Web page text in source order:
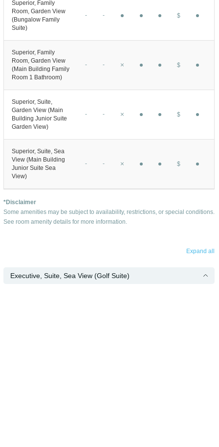
Superior, Family
Room, Garden View
(Bungalow Family
Suite)
- - $
Superior, Family
Room, Garden View
(Main Building Family
Room 1 Bathroom)
- - $
Superior, Suite,
Garden View (Main
Building Junior Suite
Garden View)
- - $
Superior, Suite, Sea
View (Main Building
Junior Suite Sea
View)
- - $
*Disclaimer
Some amenities may be subject to availability, restrictions, or special conditions.
See room amenity details for more information.
Expand all
Executive, Suite, Sea View (Golf Suite)